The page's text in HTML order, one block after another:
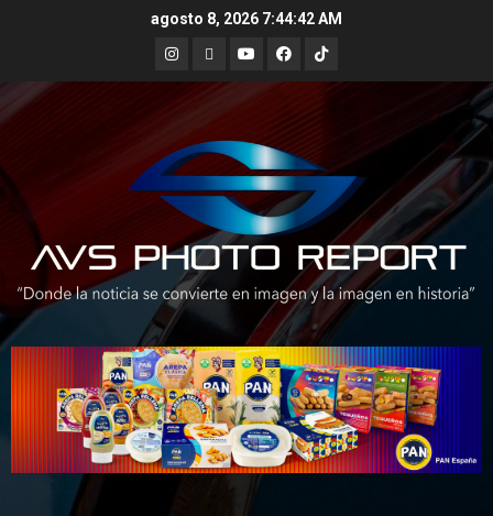
agosto 8, 2026 7:44:43 AM
Instagram
X YoutubeFacebook
TikTok